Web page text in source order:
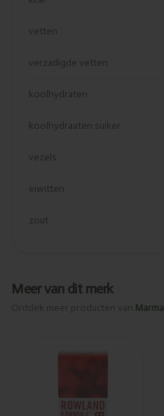
vetten
verzadigde vetten
koolhydraten
koolhydraaten suiker
vezels
eiwitten
zout
Meer van dit merk
Ontdek meer producten van Marma
Toegevoegd
PL1113/6